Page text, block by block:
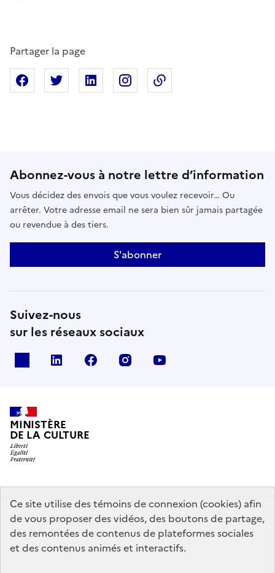
Ce site utilise des témoins de connexion (cookies) afin
de vous proposer des vidéos, des boutons de partage,
des remontées de contenus de plateformes sociales
et des contenus animés et interactifs.
Partager la page
Partager sur Facebook
Partager sur XPartager sur Linkedin
Partager sur Instagram
Abonnez-vous à notre lettre d’information
Vous décidez des envois que vous voulez recevoir… Ou
arrêter. Votre adresse email ne sera bien sûr jamais partagée
ou revendue à des tiers.
S'abonner
Suivez-nous
sur les réseaux sociaux
linkedin facebook instagram
MINISTÈRE
DE LA CULTURE
data.gouv.fr legifrance.gouv.fr
info.gouv.fr
service-public.gouv.fr